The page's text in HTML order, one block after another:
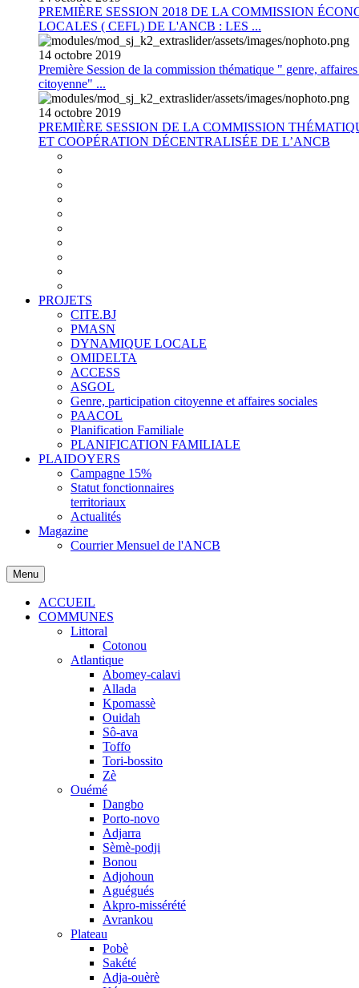
PREMIÈRE SESSION 2018 DE LA COMMISSION
LOCALES ( CEFL) DE L'ANCB : LES ...
14 octobre 2019
Première Session de la commission thématique " genre,
citoyenne" ...
14 octobre 2019
PREMIÈRE SESSION DE LA COMMISSION
ET COOPÉRATION DÉCENTRALISÉE DE L’ANCB
PROJETS
CITE.BJ
PMASN
DYNAMIQUE LOCALE
OMIDELTA
ACCESS
ASGOL
Genre, participation citoyenne et affaires sociales
PAACOL
Planification Familiale
PLANIFICATION FAMILIALE
PLAIDOYERS
Campagne 15%
Statut fonctionnaires
territoriaux
Actualités
Magazine
Courrier Mensuel de l'ANCB
Menu
ACCUEIL
COMMUNES
Littoral
Cotonou
Atlantique
Abomey-calavi
Allada
Kpomassè
Ouidah
Sô-ava
Toffo
Tori-bossito
Zè
Ouémé
Dangbo
Porto-novo
Adjarra
Sèmè-podji
Bonou
Adjohoun
Aguégués
Akpro-missérété
Avrankou
Plateau
Pobè
Sakété
Adja-ouèrè